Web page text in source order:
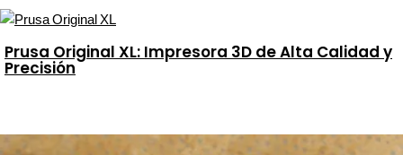
Prusa Original XL: Impresora 3D de Alta Calidad y
Precisión